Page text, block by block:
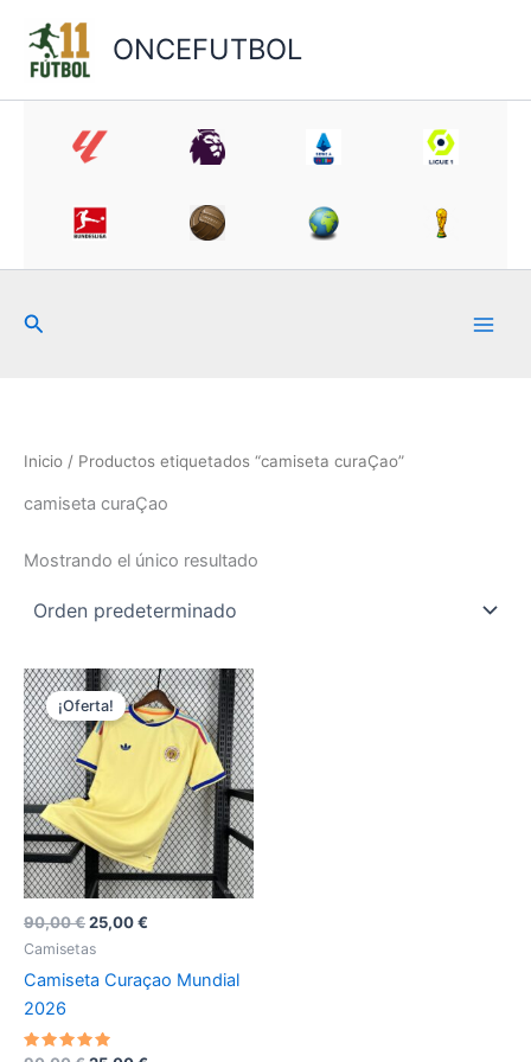
contenido
ONCEFUTBOL
Buscar
Inicio / Productos etiquetados “camiseta curaÇao”
camiseta curaÇao
Mostrando el único resultado
90,00€El
original
era:
25,00€
es:
¡Oferta!
Camisetas
Camiseta Curaçao Mundial
2026